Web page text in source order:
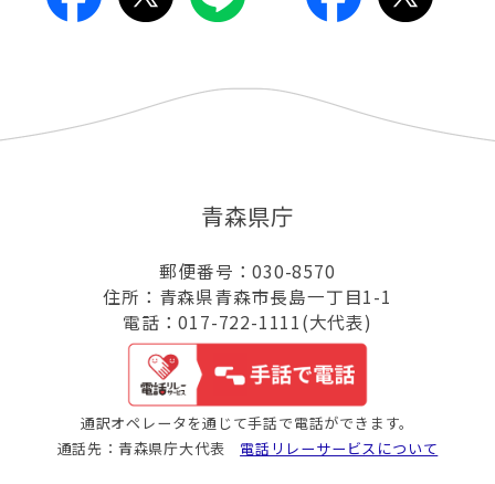
青森県庁
郵便番号：030-8570
住所：青森県青森市長島一丁目1-1
電話：017-722-1111(大代表)
通訳オペレータを通じて手話で電話ができます。
通話先：青森県庁大代表 電話リレーサービスについて